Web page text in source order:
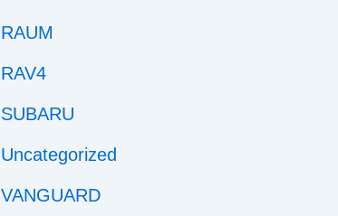
RAUM
RAV4
SUBARU
Uncategorized
VANGUARD